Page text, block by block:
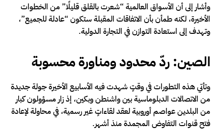
وأشار إلى أن الأسواق العالمية “شعرت بالقلق قليلًا” من الخطوات
الأخيرة، لكنه طمأن بأن الاتفاقات المقبلة ستكون “عادلة للجميع”،
وتهدف إلى استعادة التوازن في التجارة الدولية.
الصين: ردّ محدود ومناورة محسوبة
وتأتي هذه التطورات في وقتٍ شهدت فيه الأسابيع الأخيرة جولة جديدة
من الاتصالات الدبلوماسية بين واشنطن وبكين، إذ زار مسؤولون كبار
من البلدين عواصم أوروبية لعقد لقاءاتٍ غير رسمية، في محاولة لإعادة
فتح قنوات التفاوض المجمدة منذ أشهر.